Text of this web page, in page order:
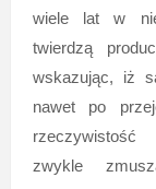
wiele lat w
twierdzą
wskazując, iż
nawet po
rzeczywistość
zwykle